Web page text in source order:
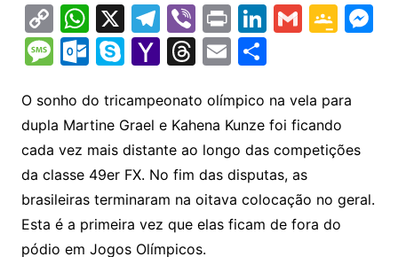
C
o
p
y
Li
n
k
W
h
at
s
A
p
p
X T
el
e
gr
a
m
Vi
b
er
Pr
in
t
Li
n
k
e
dI
n
G
l
G
gl
e
Cl
a
s
M
M
s
s
a
g
e
O
lo
o
k.
c
o
m
S
y
p
e
Y
h
o
o
M
ai
l
T
e
a
d
s
E
ai
l
S
ar
e
O sonho do tricampeonato olímpico na vela para
dupla Martine Grael e Kahena Kunze foi ficando
cada vez mais distante ao longo das competições
da classe 49er FX. No fim das disputas, as
brasileiras terminaram na oitava colocação no geral.
Esta é a primeira vez que elas ficam de fora do
pódio em Jogos Olímpicos.